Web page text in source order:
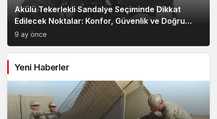
Akülü Tekerlekli Sandalye Seçiminde Dikkat
Edilecek Noktalar: Konfor, Güvenlik ve Doğru
Model Tercihi
9 ay önce
Yeni Haberler